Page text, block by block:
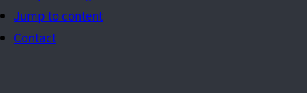
Jump to content
Contact